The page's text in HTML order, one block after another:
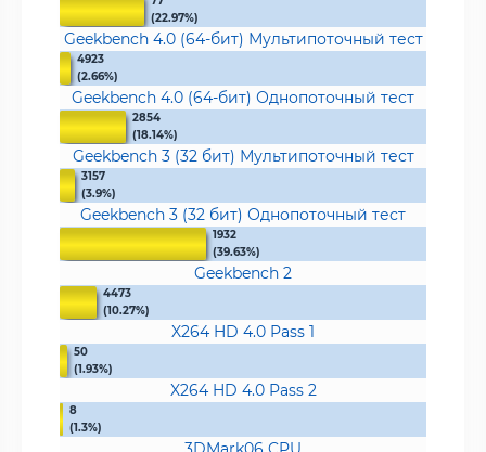
(22.97%)
Geekbench 4.0 (64-бит) Мультипоточный тест
4923
(2.66%)
Geekbench 4.0 (64-бит) Однопоточный тест
2854
(18.14%)
Geekbench 3 (32 бит) Мультипоточный тест
3157
(3.9%)
Geekbench 3 (32 бит) Однопоточный тест
1932
(39.63%)
Geekbench 2
4473
(10.27%)
X264 HD 4.0 Pass 1
50
(1.93%)
X264 HD 4.0 Pass 2
8
(1.3%)